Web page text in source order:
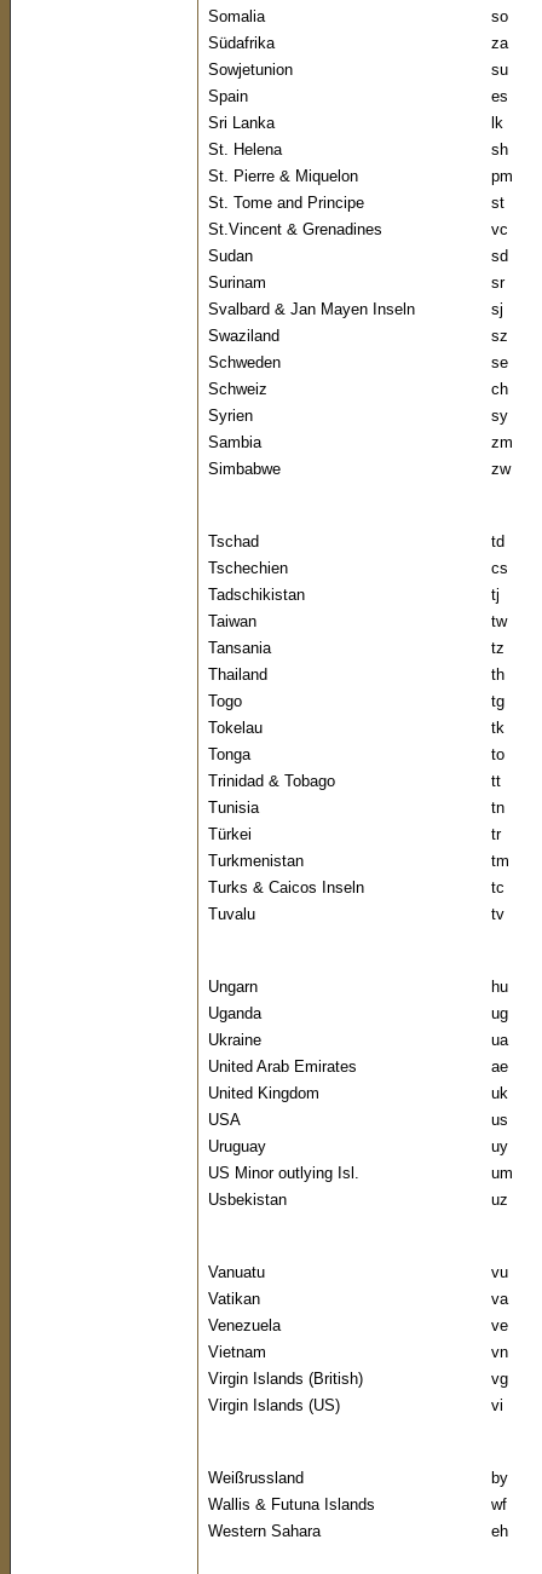
Somalia
so
Südafrika
za
Sowjetunion
su
Spain
es
Sri Lanka
lk
St. Helena
sh
St. Pierre & Miquelon
pm
St. Tome and Principe
st
St.Vincent & Grenadines
vc
Sudan
sd
Surinam
sr
Svalbard & Jan Mayen Inseln
sj
Swaziland
sz
Schweden
se
Schweiz
ch
Syrien
sy
Sambia
zm
Simbabwe
zw
Tschad
td
Tschechien
cs
Tadschikistan
tj
Taiwan
tw
Tansania
tz
Thailand
th
Togo
tg
Tokelau
tk
Tonga
to
Trinidad & Tobago
tt
Tunisia
tn
Türkei
tr
Turkmenistan
tm
Turks & Caicos Inseln
tc
Tuvalu
tv
Ungarn
hu
Uganda
ug
Ukraine
ua
United Arab Emirates
ae
United Kingdom
uk
USA
us
Uruguay
uy
US Minor outlying Isl.
um
Usbekistan
uz
Vanuatu
vu
Vatikan
va
Venezuela
ve
Vietnam
vn
Virgin Islands (British)
vg
Virgin Islands (US)
vi
Weißrussland
by
Wallis & Futuna Islands
wf
Western Sahara
eh